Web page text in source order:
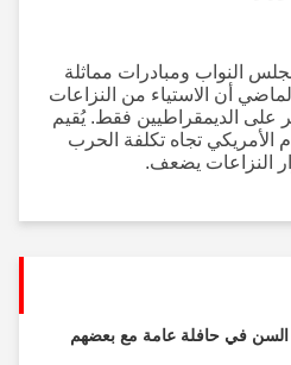
النواب ومبادرات مماثلة
أن الاستياء من النزاعات
الديمقراطيين فقط. يُقيم
تجاه تكلفة الحرب
النزاعات يضعف.
في حافلة عامة مع بعضهم